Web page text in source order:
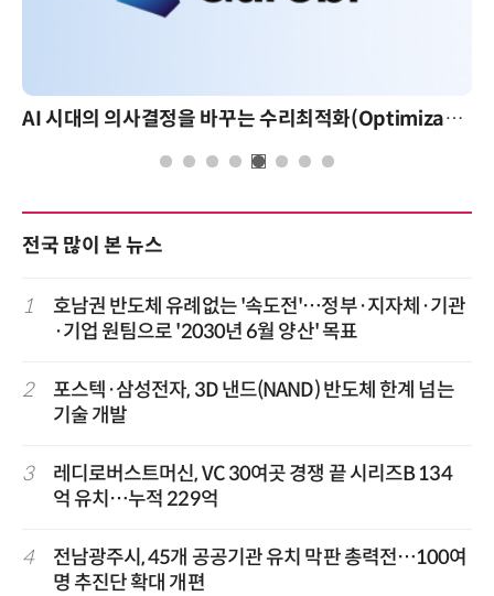
AI 시대의 의사결정을 바꾸는 수리최적화(Optimization): 실제 산업 적용 사례와 활용 전략 AI 핀옵스 실전 세미나: 폭증
전국 많이 본 뉴스
1
호남권 반도체 유례없는 '속도전'…정부·지자체·기관
·기업 원팀으로 '2030년 6월 양산' 목표
2
포스텍·삼성전자, 3D 낸드(NAND) 반도체 한계 넘는
기술 개발
3
레디로버스트머신, VC 30여곳 경쟁 끝 시리즈B 134
억 유치…누적 229억
4
전남광주시, 45개 공공기관 유치 막판 총력전…100여
명 추진단 확대 개편